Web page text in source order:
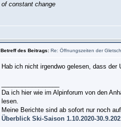
of constant change
Betreff des Beitrags: Re: Öffnungszeiten der
Hab ich nicht irgendwo gelesen, dass
Da ich hier wie im Alpinforum von den
lesen.
Meine Berichte sind ab sofort nur noch
Überblick Ski-Saison 1.10.2020-